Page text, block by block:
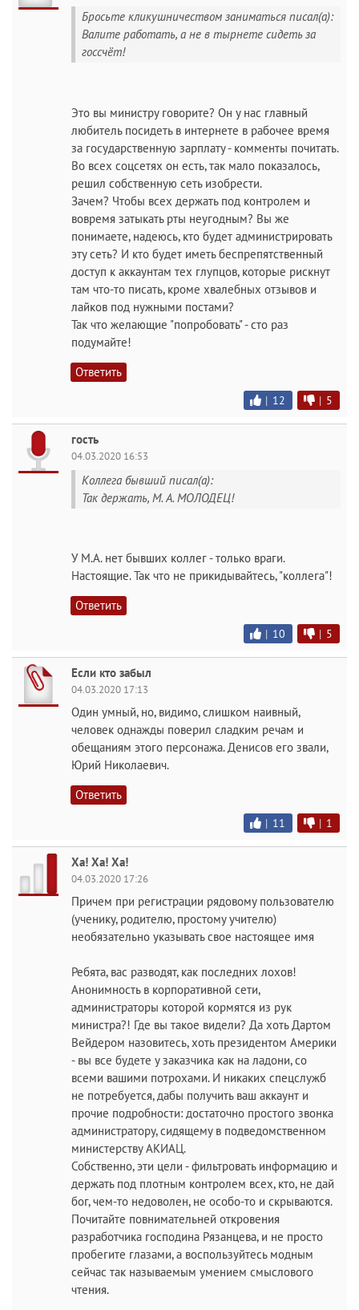
Бросьте кликушничеством заниматься писал(а):
Валите работать, а не в тырнете сидеть за
госсчёт!
Это вы министру говорите? Он у нас главный
любитель посидеть в интернете в рабочее время
за государственную зарплату - комменты почитать.
Во всех соцсетях он есть, так мало показалось,
решил собственную сеть изобрести.
Зачем? Чтобы всех держать под контролем и
вовремя затыкать рты неугодным? Вы же
понимаете, надеюсь, кто будет администрировать
эту сеть? И кто будет иметь беспрепятственный
доступ к аккаунтам тех глупцов, которые рискнут
там что-то писать, кроме хвалебных отзывов и
лайков под нужными постами?
Так что желающие "попробовать" - сто раз
подумайте!
Ответить
| 12 | 5
гость
04.03.2020 16:53
Коллега бывший писал(а):
Так держать, М. А. МОЛОДЕЦ!
У М.А. нет бывших коллег - только враги.
Настоящие. Так что не прикидывайтесь, "коллега"!
Ответить
| 10 | 5
Если кто забыл
04.03.2020 17:13
Один умный, но, видимо, слишком наивный,
человек однажды поверил сладким речам и
обещаниям этого персонажа. Денисов его звали,
Юрий Николаевич.
Ответить
| 11 | 1
Ха! Ха! Ха!
04.03.2020 17:26
Причем при регистрации рядовому пользователю
(ученику, родителю, простому учителю)
необязательно указывать свое настоящее имя
Ребята, вас разводят, как последних лохов!
Анонимность в корпоративной сети,
администраторы которой кормятся из рук
министра?! Где вы такое видели? Да хоть Дартом
Вейдером назовитесь, хоть президентом Америки
- вы все будете у заказчика как на ладони, со
всеми вашими потрохами. И никаких спецслужб
не потребуется, дабы получить ваш аккаунт и
прочие подробности: достаточно простого звонка
администратору, сидящему в подведомственном
министерству АКИАЦ.
Собственно, эти цели - фильтровать информацию и
держать под плотным контролем всех, кто, не дай
бог, чем-то недоволен, не особо-то и скрываются.
Почитайте повнимательней откровения
разработчика господина Рязанцева, и не просто
пробегите глазами, а воспользуйтесь модным
сейчас так называемым умением смыслового
чтения.